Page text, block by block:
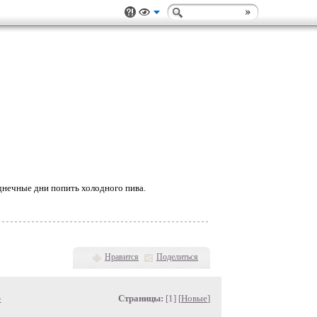
дни попить холодного пива.
Нравится Поделиться
Страницы: [1] [Новые]